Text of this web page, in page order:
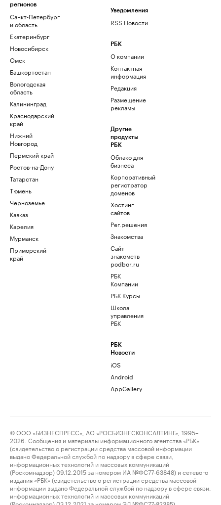
регионов
Санкт-Петербург
и область
Екатеринбург
Новосибирск
Омск
Башкортостан
Вологодская
область
Калининград
Краснодарский
край
Нижний
Новгород
Пермский край
Ростов-на-Дону
Татарстан
Тюмень
Черноземье
Кавказ
Карелия
Мурманск
Приморский
край
Уведомления
RSS Новости
РБК
О компании
Контактная
информация
Редакция
Размещение
рекламы
Другие
продукты
РБК
Облако для
бизнеса
Корпоративный
регистратор
доменов
Хостинг
сайтов
Рег.решения
Знакомства
Сайт
знакомств
podbor.ru
РБК
Компании
РБК Курсы
Школа
управления
РБК
РБК
Новости
iOS
Android
AppGallery
© ООО «БИЗНЕСПРЕСС», АО «РОСБИЗНЕСКОНСАЛТИНГ», 1995–
2026. Сообщения и материалы информационного агентства «РБК»
(свидетельство о регистрации средства массовой информации
выдано Федеральной службой по надзору в сфере связи,
информационных технологий и массовых коммуникаций
(Роскомнадзор) 09.12.2015 за номером ИА №ФС77-63848) и сетевого
издания «РБК» (свидетельство о регистрации средства массовой
информации выдано Федеральной службой по надзору в сфере связи,
информационных технологий и массовых коммуникаций